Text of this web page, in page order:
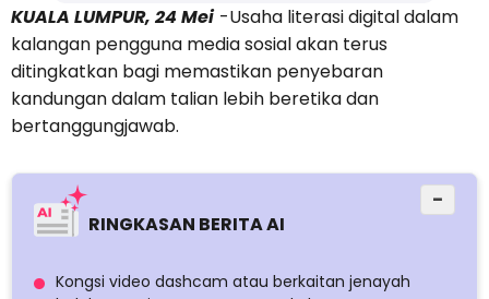
KUALA LUMPUR, 24 Mei -Usaha literasi digital dalam
kalangan pengguna media sosial akan terus
ditingkatkan bagi memastikan penyebaran
kandungan dalam talian lebih beretika dan
bertanggungjawab.
RINGKASAN BERITA AI
−
Kongsi video dashcam atau berkaitan jenayah